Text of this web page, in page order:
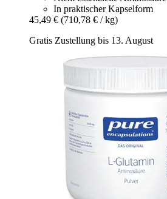
In praktischer Kapselform
45,49 € (710,78 € / kg)
Gratis Zustellung bis 13. August